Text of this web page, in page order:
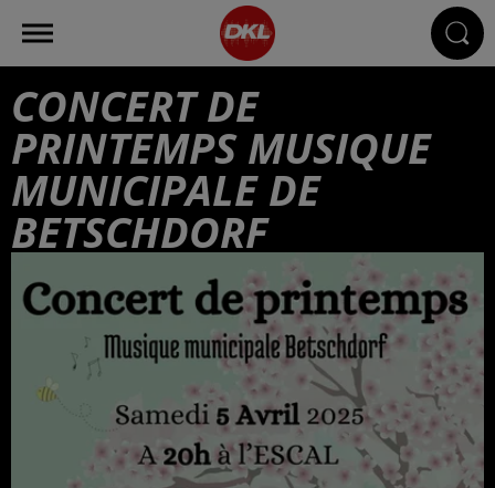
CONCERT DE
PRINTEMPS MUSIQUE
MUNICIPALE DE
BETSCHDORF